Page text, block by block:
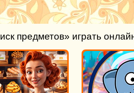
предметов» играть